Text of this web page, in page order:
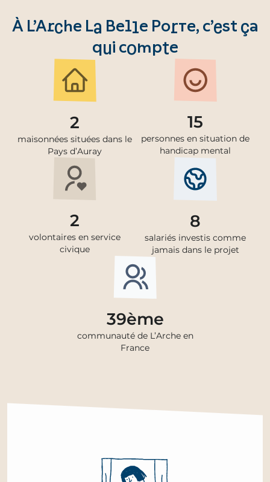
À L’Arche La Belle Porte, c’est ça
qui compte
2
maisonnées situées dans le
Pays d’Auray
15
personnes en situation de
handicap mental
2
volontaires en service
civique
8
salariés investis comme
jamais dans le projet
39ème
communauté de L’Arche en
France